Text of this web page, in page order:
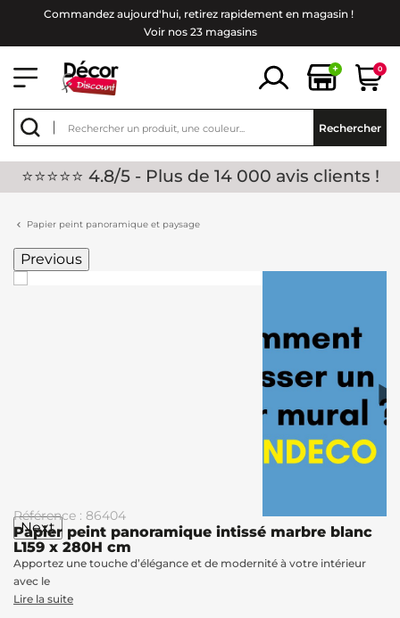
Commandez aujourd'hui, retirez rapidement en magasin !
Voir nos 23 magasins
+ 0
Rechercher
⭐⭐⭐⭐⭐ 4.8/5 - Plus de 14 000 avis clients !
Papier peint panoramique et paysage
Previous
Next
Référence : 86404
Papier peint panoramique intissé marbre blanc
L159 x 280H cm
Apportez une touche d’élégance et de modernité à votre intérieur
avec le
Lire la suite